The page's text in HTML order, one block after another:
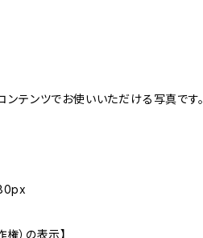
ンテンツでお使いいただける写真です。
権）の表示】